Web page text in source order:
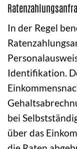
In der Regel
Identifikation.
bei
über das